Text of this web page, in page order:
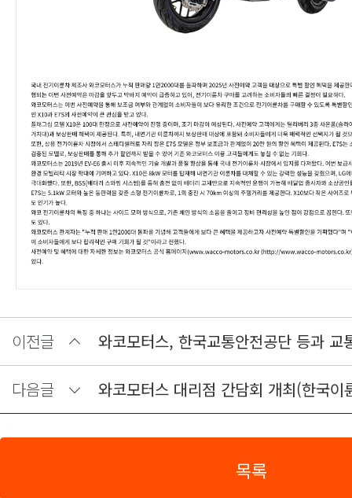
이전글 와코모터스, 한국교통안전공단 등과 교
다음글 와코모터스 대리점 간담회 개최(한국
목록